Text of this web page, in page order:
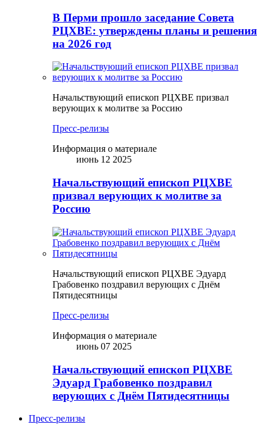
В Перми прошло заседание Совета
РЦХВЕ: утверждены планы и решения
на 2026 год
Начальствующий епископ РЦХВЕ призвал
верующих к молитве за Россию
Пресс-релизы
Информация о материале
июнь 12 2025
Начальствующий епископ РЦХВЕ
призвал верующих к молитве за
Россию
Начальствующий епископ РЦХВЕ Эдуард
Грабовенко поздравил верующих с Днём
Пятидесятницы
Пресс-релизы
Информация о материале
июнь 07 2025
Начальствующий епископ РЦХВЕ
Эдуард Грабовенко поздравил
верующих с Днём Пятидесятницы
Пресс-релизы